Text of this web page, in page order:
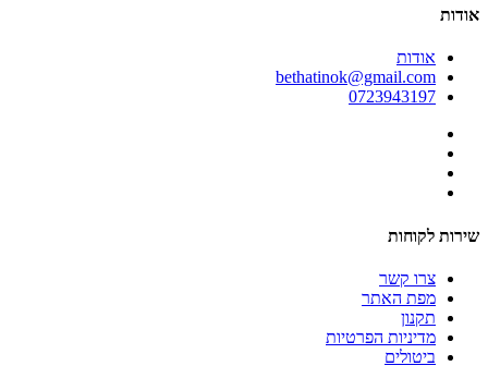
אודות
אודות
bethatinok@gmail.com
0723943197
שירות לקוחות
צרו קשר
מפת האתר
תקנון
מדיניות הפרטיות
ביטולים